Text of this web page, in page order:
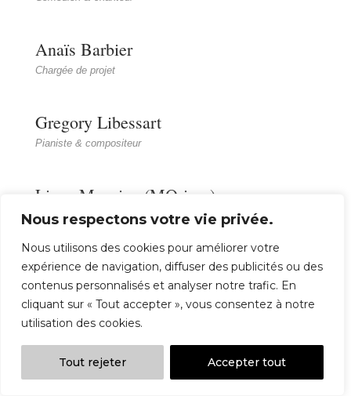
Nous respectons votre vie privée.
Nous utilisons des cookies pour améliorer votre
expérience de navigation, diffuser des publicités ou des
contenus personnalisés et analyser notre trafic. En
cliquant sur « Tout accepter », vous consentez à notre
utilisation des cookies.
Tout rejeter Accepter tout
Anaïs Barbier
Chargée de projet
Gregory Libessart
Pianiste & compositeur
Lison Mezzina (MOrisse)
Chanteuse
Jon Norris
Chanteur-guitariste, auteur-compositeur
Fleur Offwood
Autrice-compositrice-interprète · electropop